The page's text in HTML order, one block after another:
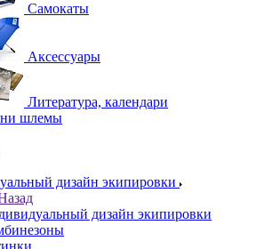
Самокаты
Аксессуары
Литература, календари
шлемы
дизайн экипировки
дизайн экипировки